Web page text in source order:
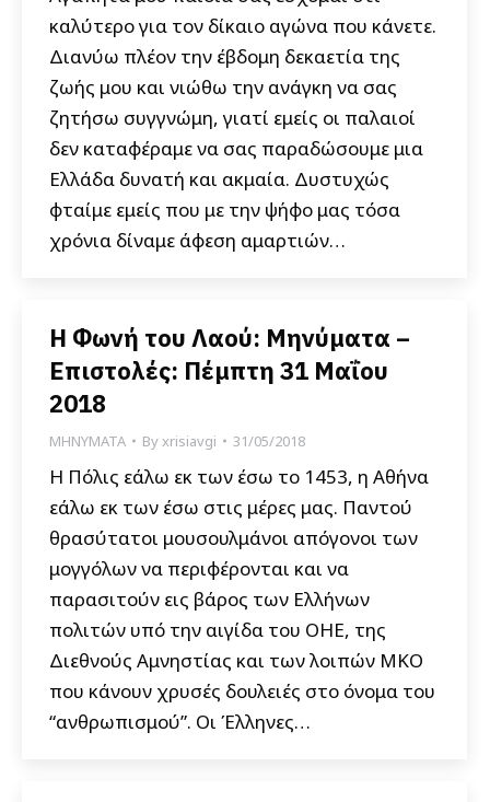
καλύτερο για τον δίκαιο αγώνα που κάνετε.
Διανύω πλέον την έβδομη δεκαετία της
ζωής μου και νιώθω την ανάγκη να σας
ζητήσω συγγνώμη, γιατί εμείς οι παλαιοί
δεν καταφέραμε να σας παραδώσουμε μια
Ελλάδα δυνατή και ακμαία. Δυστυχώς
φταίμε εμείς που με την ψήφο μας τόσα
χρόνια δίναμε άφεση αμαρτιών…
Η Φωνή του Λαού: Μηνύματα –
Επιστολές: Πέμπτη 31 Μαΐου
2018
ΜΗΝΥΜΑΤΑ Byxrisiavgi 31/05/2018
Η Πόλις εάλω εκ των έσω το 1453, η Αθήνα
εάλω εκ των έσω στις μέρες μας. Παντού
θρασύτατοι μουσουλμάνοι απόγονοι των
μογγόλων να περιφέρονται και να
παρασιτούν εις βάρος των Ελλήνων
πολιτών υπό την αιγίδα του ΟΗE, της
Διεθνούς Αμνηστίας και των λοιπών ΜΚΟ
που κάνουν χρυσές δουλειές στο όνομα του
“ανθρωπισμού”. Οι Έλληνες…